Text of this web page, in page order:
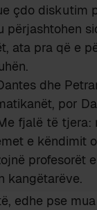
çdo diskutim
përjashtohen
ata pra që e
dhe
por
fjalë të tjera:
e këndimit
profesorët
kangëtarëve.
edhe pse